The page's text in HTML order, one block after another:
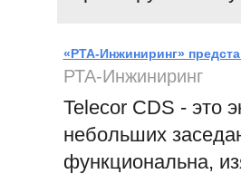
«РТА-Инжиниринг»
РТА-Инжиниринг
Telecor CDS - это
небольших
функциональна,